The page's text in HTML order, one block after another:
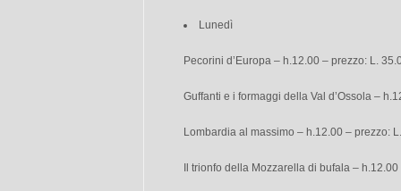
Lunedì
Pecorini d’Europa – h.12.00 – prezzo: L.
Guffanti e i formaggi della Val d’Ossola –
Lombardia al massimo – h.12.00 – prezzo:
Il trionfo della Mozzarella di bufala –